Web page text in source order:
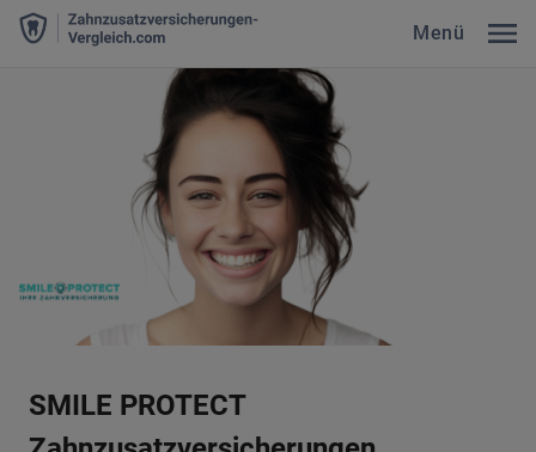
Menü
SMILE PROTECT